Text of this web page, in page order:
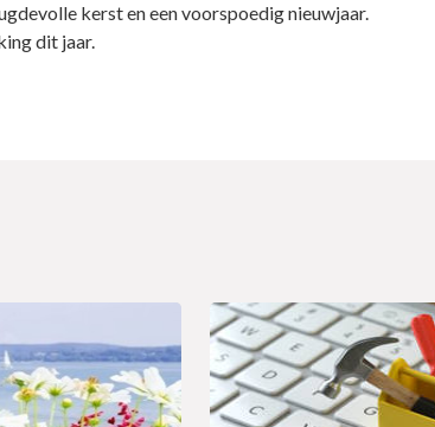
kerst en een voorspoedig nieuwjaar.
dit jaar.